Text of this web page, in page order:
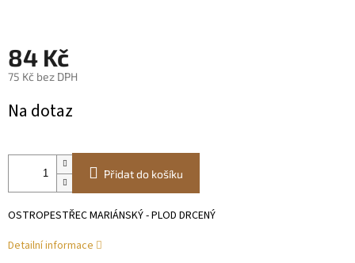
84 Kč
75 Kč bez DPH
cena:
Na dotaz
Přidat do košíku
OSTROPESTŘEC MARIÁNSKÝ - PLOD DRCENÝ
Detailní informace